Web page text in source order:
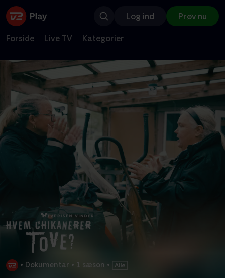
Log ind Prøv nu
Forside Live TV Kategorier
• Dokumentar • 1 sæson •